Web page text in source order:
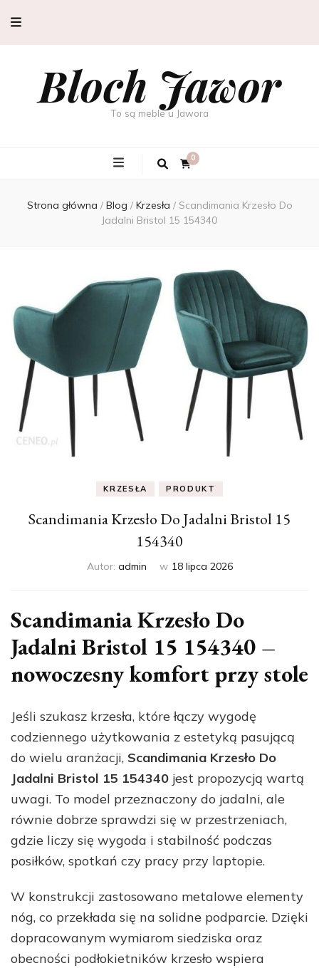
Bloch Jawor
To są meble u Jawora
0
Strona główna / Blog / Krzesła / Scandimania Krzesło Do
Jadalni Bristol 15 154340
KRZESŁA PRODUKT
Scandimania Krzesło Do Jadalni Bristol 15
154340
Autor: admin w 18 lipca 2026
Scandimania Krzesło Do
Jadalni Bristol 15 154340 –
nowoczesny komfort przy stole
Jeśli szukasz krzesła, które łączy wygodę
codziennego użytkowania z estetyką pasującą
do wielu aranżacji, Scandimania Krzesło Do
Jadalni Bristol 15 154340 jest propozycją wartą
uwagi. To model przeznaczony do jadalni, ale
równie dobrze sprawdzi się w przestrzeniach,
gdzie liczy się wygoda i stabilność podczas
posiłków, spotkań czy pracy przy laptopie.
W konstrukcji zastosowano metalowe elementy
nóg, co przekłada się na solidne podparcie. Dzięki
dopracowanym wymiarom siedziska oraz
obecności podłokietników krzesło wspiera